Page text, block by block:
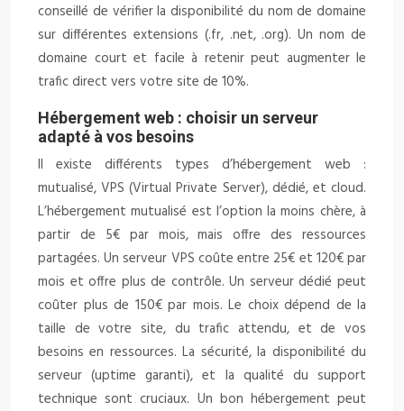
conseillé de vérifier la disponibilité du nom de domaine
sur différentes extensions (.fr, .net, .org). Un nom de
domaine court et facile à retenir peut augmenter le
trafic direct vers votre site de 10%.
Hébergement web : choisir un serveur
adapté à vos besoins
Il existe différents types d’hébergement web :
mutualisé, VPS (Virtual Private Server), dédié, et cloud.
L’hébergement mutualisé est l’option la moins chère, à
partir de 5€ par mois, mais offre des ressources
partagées. Un serveur VPS coûte entre 25€ et 120€ par
mois et offre plus de contrôle. Un serveur dédié peut
coûter plus de 150€ par mois. Le choix dépend de la
taille de votre site, du trafic attendu, et de vos
besoins en ressources. La sécurité, la disponibilité du
serveur (uptime garanti), et la qualité du support
technique sont cruciaux. Un bon hébergement peut